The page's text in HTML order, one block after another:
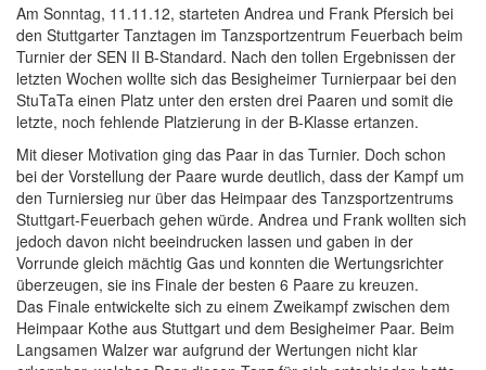
Am Sonntag, 11.11.12, starteten Andrea und Frank Pfersich bei
den Stuttgarter Tanztagen im Tanzsportzentrum Feuerbach beim
Turnier der SEN II B-Standard. Nach den tollen Ergebnissen der
letzten Wochen wollte sich das Besigheimer Turnierpaar bei den
StuTaTa einen Platz unter den ersten drei Paaren und somit die
letzte, noch fehlende Platzierung in der B-Klasse ertanzen.
Mit dieser Motivation ging das Paar in das Turnier. Doch schon
bei der Vorstellung der Paare wurde deutlich, dass der Kampf um
den Turniersieg nur über das Heimpaar des Tanzsportzentrums
Stuttgart-Feuerbach gehen würde. Andrea und Frank wollten sich
jedoch davon nicht beeindrucken lassen und gaben in der
Vorrunde gleich mächtig Gas und konnten die Wertungsrichter
überzeugen, sie ins Finale der besten 6 Paare zu kreuzen.
Das Finale entwickelte sich zu einem Zweikampf zwischen dem
Heimpaar Kothe aus Stuttgart und dem Besigheimer Paar. Beim
Langsamen Walzer war aufgrund der Wertungen nicht klar